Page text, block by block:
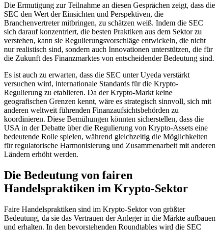
Die Ermutigung zur Teilnahme an diesen Gesprächen zeigt, dass die
SEC den Wert der Einsichten und Perspektiven, die
Branchenvertreter mitbringen, zu schätzen weiß. Indem die SEC
sich darauf konzentriert, die besten Praktiken aus dem Sektor zu
verstehen, kann sie Regulierungsvorschläge entwickeln, die nicht
nur realistisch sind, sondern auch Innovationen unterstützen, die für
die Zukunft des Finanzmarktes von entscheidender Bedeutung sind.
Es ist auch zu erwarten, dass die SEC unter Uyeda verstärkt
versuchen wird, internationale Standards für die Krypto-
Regulierung zu etablieren. Da der Krypto-Markt keine
geografischen Grenzen kennt, wäre es strategisch sinnvoll, sich mit
anderen weltweit führenden Finanzaufsichtsbehörden zu
koordinieren. Diese Bemühungen könnten sicherstellen, dass die
USA in der Debatte über die Regulierung von Krypto-Assets eine
bedeutende Rolle spielen, während gleichzeitig die Möglichkeiten
für regulatorische Harmonisierung und Zusammenarbeit mit anderen
Ländern erhöht werden.
Die Bedeutung von fairen
Handelspraktiken im Krypto-Sektor
Faire Handelspraktiken sind im Krypto-Sektor von größter
Bedeutung, da sie das Vertrauen der Anleger in die Märkte aufbauen
und erhalten. In den bevorstehenden Roundtables wird die SEC